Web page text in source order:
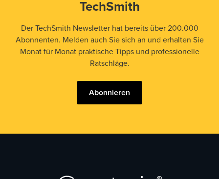
TechSmith
Der TechSmith Newsletter hat bereits über 200.000
Abonnenten. Melden auch Sie sich an und erhalten Sie
Monat für Monat praktische Tipps und professionelle
Ratschläge.
Abonnieren